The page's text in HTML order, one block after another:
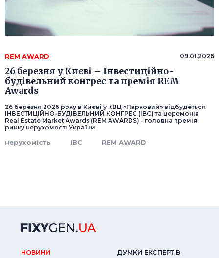
REM AWARD 09.01.2026
26 березня у Києві – Інвестиційно-
будівельний конгрес та премія REM
Awards
26 березня 2026 року в Києві у КВЦ «Парковий» відбудеться
ІНВЕСТИЦІЙНО-БУДІВЕЛЬНИЙ КОНГРЕС (IBC) та церемонія
Real Estate Market Awards (REM AWARDS) - головна премія
ринку нерухомості України.
нерухомість IBC REM AWARD
НОВИНИ ДУМКИ ЕКСПЕРТIВ